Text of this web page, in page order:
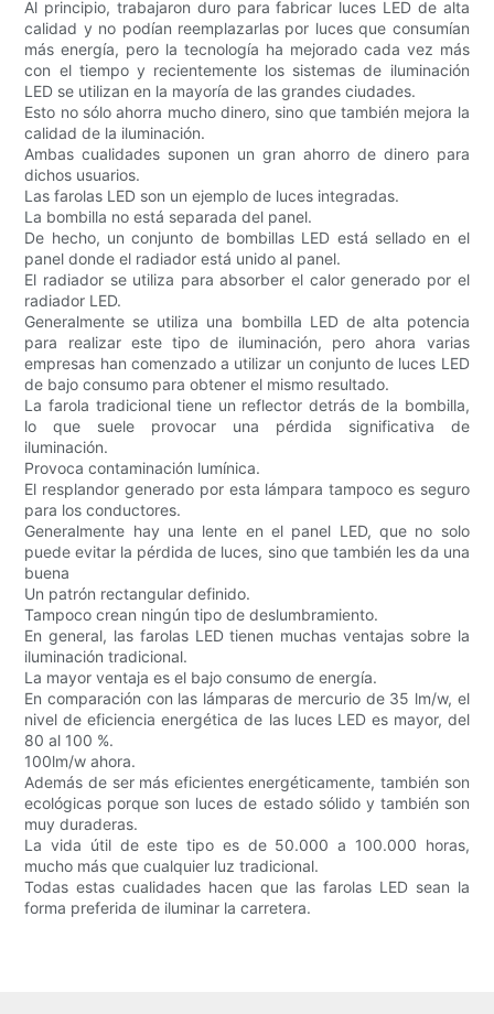
Al principio, trabajaron duro para fabricar luces LED de alta
calidad y no podían reemplazarlas por luces que consumían
más energía, pero la tecnología ha mejorado cada vez más
con el tiempo y recientemente los sistemas de iluminación
LED se utilizan en la mayoría de las grandes ciudades.
Esto no sólo ahorra mucho dinero, sino que también mejora la
calidad de la iluminación.
Ambas cualidades suponen un gran ahorro de dinero para
dichos usuarios.
Las farolas LED son un ejemplo de luces integradas.
La bombilla no está separada del panel.
De hecho, un conjunto de bombillas LED está sellado en el
panel donde el radiador está unido al panel.
El radiador se utiliza para absorber el calor generado por el
radiador LED.
Generalmente se utiliza una bombilla LED de alta potencia
para realizar este tipo de iluminación, pero ahora varias
empresas han comenzado a utilizar un conjunto de luces LED
de bajo consumo para obtener el mismo resultado.
La farola tradicional tiene un reflector detrás de la bombilla,
lo que suele provocar una pérdida significativa de
iluminación.
Provoca contaminación lumínica.
El resplandor generado por esta lámpara tampoco es seguro
para los conductores.
Generalmente hay una lente en el panel LED, que no solo
puede evitar la pérdida de luces, sino que también les da una
buena
Un patrón rectangular definido.
Tampoco crean ningún tipo de deslumbramiento.
En general, las farolas LED tienen muchas ventajas sobre la
iluminación tradicional.
La mayor ventaja es el bajo consumo de energía.
En comparación con las lámparas de mercurio de 35 lm/w, el
nivel de eficiencia energética de las luces LED es mayor, del
80 al 100 %.
100lm/w ahora.
Además de ser más eficientes energéticamente, también son
ecológicas porque son luces de estado sólido y también son
muy duraderas.
La vida útil de este tipo es de 50.000 a 100.000 horas,
mucho más que cualquier luz tradicional.
Todas estas cualidades hacen que las farolas LED sean la
forma preferida de iluminar la carretera.